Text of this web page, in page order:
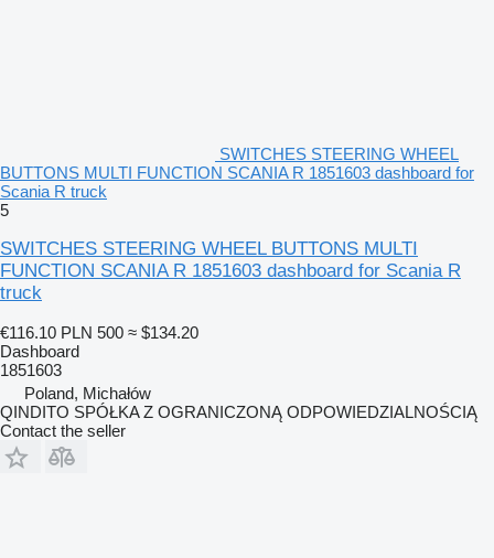
SWITCHES STEERING WHEEL
BUTTONS MULTI FUNCTION SCANIA R 1851603 dashboard for
Scania R truck
5
SWITCHES STEERING WHEEL BUTTONS MULTI
FUNCTION SCANIA R 1851603 dashboard for Scania R
truck
€116.10 PLN 500 ≈ $134.20
Dashboard
1851603
Poland, Michałów
QINDITO SPÓŁKA Z OGRANICZONĄ ODPOWIEDZIALNOŚCIĄ
Contact the seller